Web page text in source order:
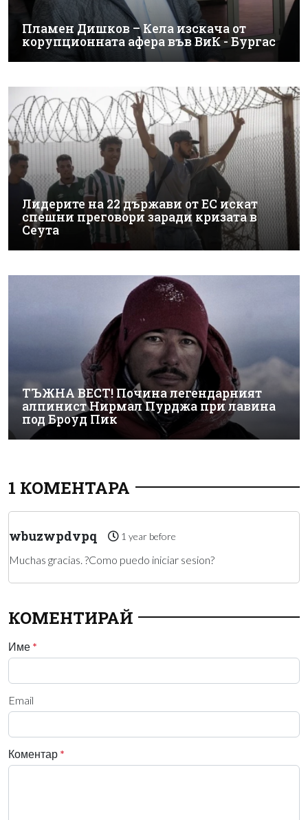
Пламен Дишков – Кела изскача от
корупционната афера във ВиК - Бургас
Лидерите на 22 държави от ЕС искат
спешни преговори заради кризата в
Сеута
ТЪЖНА ВЕСТ! Почина легендарният
алпинист Нирмал Пурджа при лавина
под Броуд Пик
1 КОМЕНТАРА
wbuzwpdvpq 1 year before
Muchas gracias. ?Como puedo iniciar sesion?
КОМЕНТИРАЙ
Име *
Email
Коментар *